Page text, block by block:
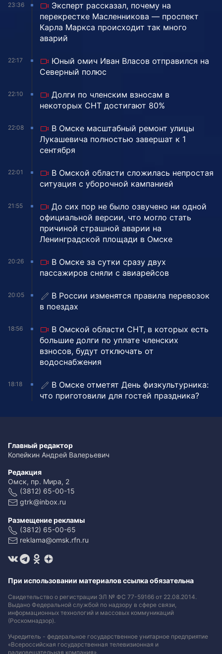
23:36
Эксперт рассказал, почему на
перекрестке Масленникова — проспект
Карла Маркса происходит так много
аварий
22:17
Юный омич Иван Власов отправился на
Северный полюс
22:10
Долги по членским взносам в
некоторых СНТ достигают 80%
22:08
В Омске масштабный ремонт улицы
Лукашевича полностью завершат к 1
сентября
22:01
В Омской области сложилась непростая
ситуация с уборочной кампанией
21:55
До сих пор не было озвучено ни одной
официальной версии, что могло стать
причиной страшной аварии на
Ленинградской площади в Омске
20:26
В Омске за сутки сразу двух
пассажиров сняли с авиарейсов
20:05
В России изменятся правила перевозок
в поездах
18:56
В Омской области СНТ, в которых есть
большие долги по уплате членских
взносов, будут отключать от
водоснабжения
18:18
В Омске отметят День физкультурника:
что приготовили для гостей праздника?
Главный редактор
Копейкин Андрей Валерьевич
Редакция
Омск, пр. Мира, 2
(3812) 65-00-15
gtrk@inbox.ru
Размещение рекламы
(3812) 65-00-65
reklama@omsk.rfn.ru
При использовании материалов ссылка обязательна
Свидетельство о регистрации ЭЛ № ФС 77-59166 от 22.08.2014.
Выдано Федеральной службой по надзору в сфере связи,
информационных технологий и массовых коммуникаций
(Роскомнадзор).
Учредитель - федеральное государственное унитарное предприятие
«Всероссийская государственная телевизионная и
радиовещательная компания».